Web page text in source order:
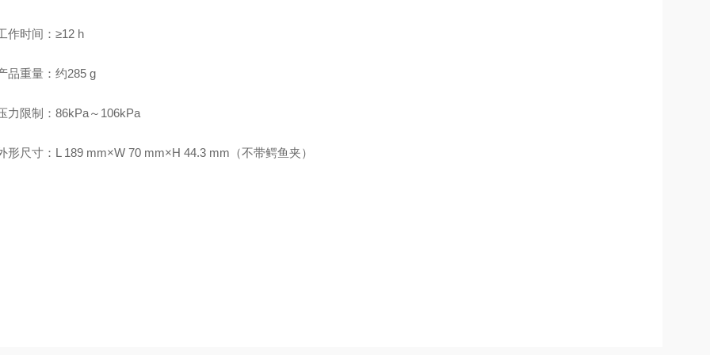
作时间： ≥12 h
品重量：约285 g
力限制： 86kPa～106kPa
形尺寸： L 189 mm×W 70 mm×H 44.3 mm（不带鳄鱼夹）